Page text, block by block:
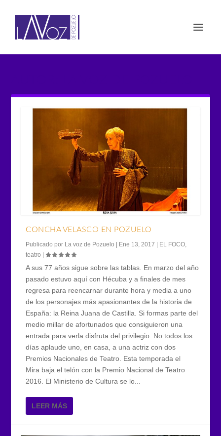
CONCHA VELASCO EN POZUELO
Publicado por La voz de Pozuelo | Ene 13, 2017 | EL FOCO
teatro |
A sus 77 años sigue sobre las tablas. En marzo del año
pasado estuvo aquí con Hécuba y a finales de mes
regresa para reencarnar durante hora y media a uno
de los personajes más apasionantes de la historia de
España: la Reina Juana de Castilla. Si formas parte del
medio millar de afortunados que consiguieron una
entrada para verla disfruta del privilegio. No todos los
días aplaude uno, en casa, a una actriz con dos
Premios Nacionales de Teatro. Esta temporada el
Mira baja el telón con la Premio Nacional de Teatro
2016. El Ministerio de Cultura se lo...
LEER MÁS